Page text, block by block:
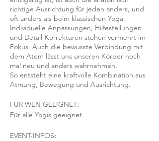
richtige Ausrichtung für jeden anders, und
oft anders als beim klassischen Yoga.
Individuelle Anpassungen, Hilfestellungen
und Detail-Korrekturen stehen vermehrt im
Fokus. Auch die bewusste Verbindung mit
dem Atem lässt uns unseren Körper noch
mal neu und anders wahrnehmen.
So entsteht eine kraftvolle Kombination aus
Atmung, Bewegung und Ausrichtung.
FÜR WEN GEEIGNET:
Für alle Yogis geeignet.
EVENT-INFOS: